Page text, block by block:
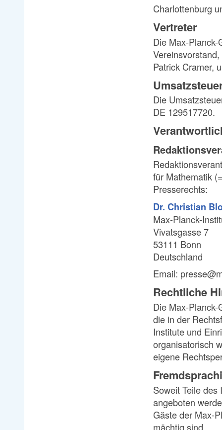
Charlottenburg
Vertreter
Die Max-
Patrick Cramer,
Die
DE 129517720.
für Mathematik
Presserechts:
Dr. Christian
Max-Planck-
Vivatsgasse 7
53111 Bonn
Deutschland
Email:
Rechtliche
Die Max-
die in der
Institute und
organisatorisch
eigene
Soweit Teile
angeboten
Gäste der Max-
mächtig sind.